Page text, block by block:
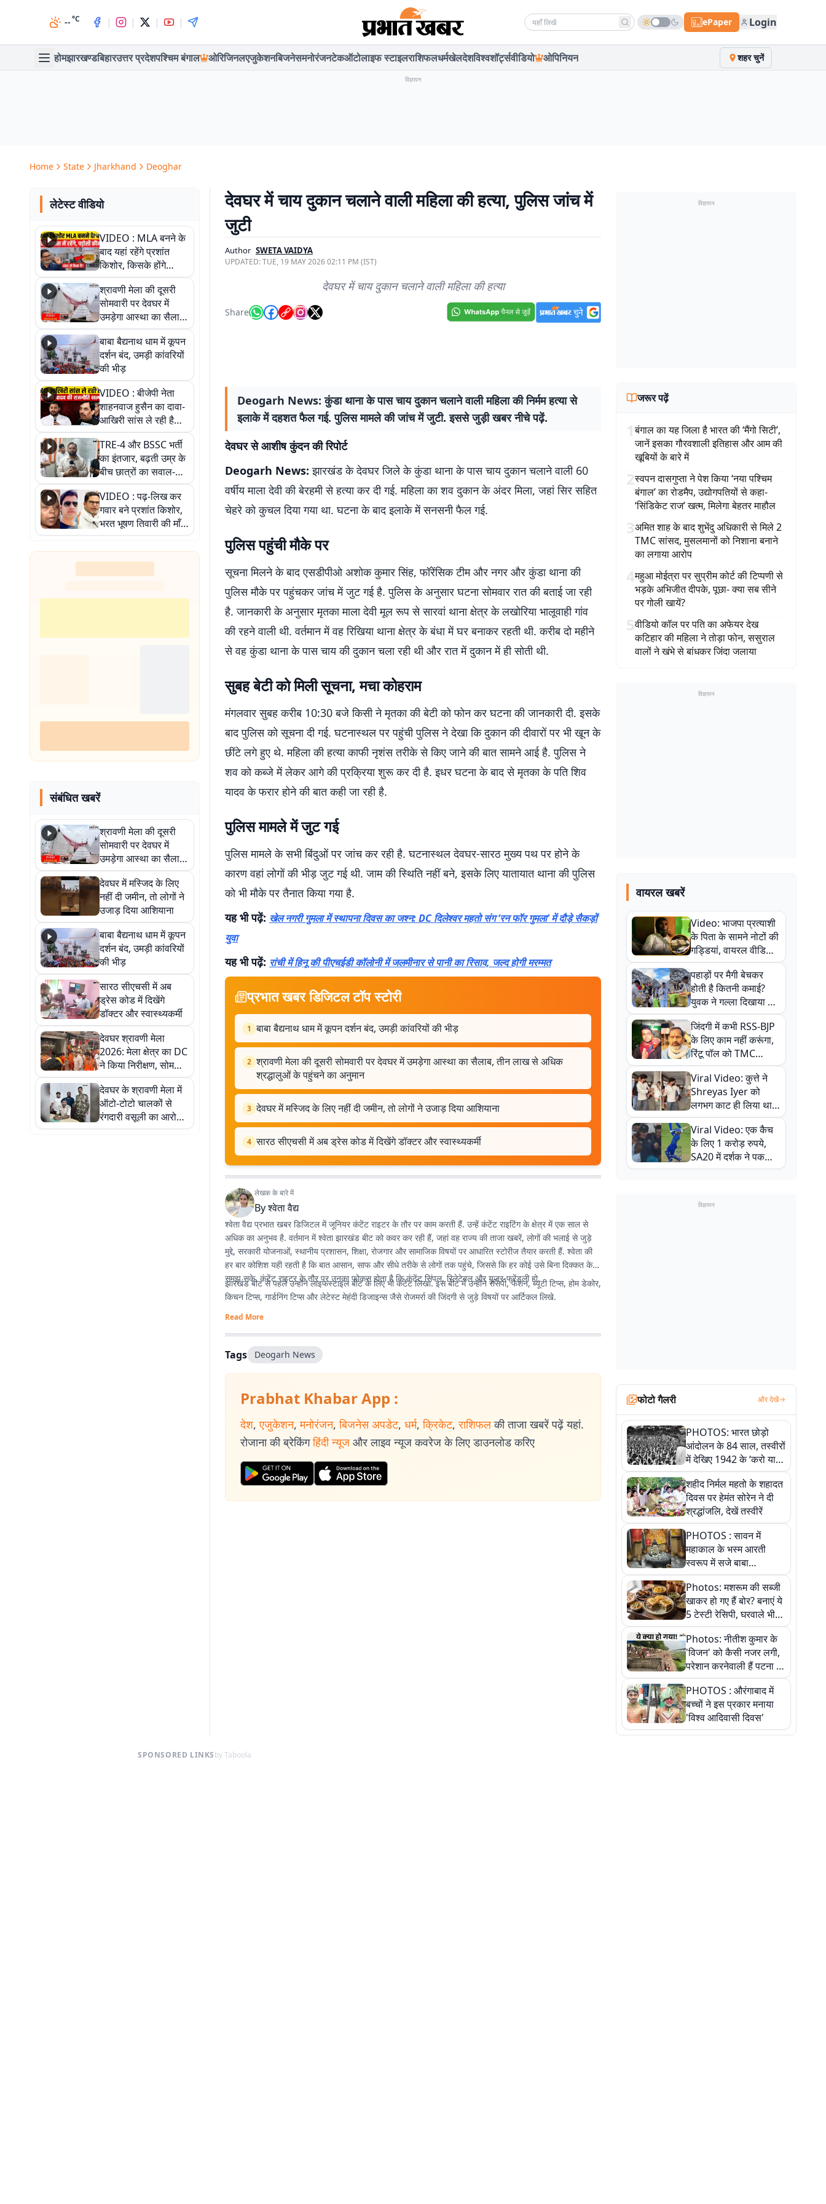
--°C | | | | Search news ePaper Login
होमझारखण्डबिहारउत्तर प्रदेशपश्चिम बंगाल ओरिजिनलएजुकेशनबिजनेसमनोरंजनटेकऑटोलाइफ स्टाइलराशिफलधर्मखेलदेशविश्वशॉर्ट्सवीडियो ओपिनियन शहर चुनें
विज्ञापन
Home State Jharkhand Deoghar
लेटेस्ट वीडियो
VIDEO : MLA बनने के
बाद यहां रहेंगे प्रशांत
किशोर, किसके होंगे
पड़ोसी? वीडियो में देखिए
कैसा है पीके का नया
ठिकाना
श्रावणी मेला की दूसरी
सोमवारी पर देवघर में
उमड़ेगा आस्था का सैलाब,
तीन लाख से अधिक
श्रद्धालुओं के पहुंचने का
अनुमान
बाबा बैद्यनाथ धाम में कूपन
दर्शन बंद, उमड़ी कांवरियों
की भीड़
VIDEO : बीजेपी नेता
शाहनवाज हुसैन का दावा-
आखिरी सांस ले रही है
RJD, तेजस्वी को लेकर
क्या कहा, सुनिए
TRE-4 और BSSC भर्ती
का इंतजार, बढ़ती उम्र के
बीच छात्रों का सवाल-
आखिर कब आएगी बहाली?
देखें वीडियो
VIDEO : पढ़-लिख कर
गवार बने प्रशांत किशोर,
भरत भूषण तिवारी की माँ ने
कहा नहीं थी उम्मीद, बेटा
था तो किसी को बोलने की
नहीं थी हिम्मत
संबंधित खबरें
श्रावणी मेला की दूसरी
सोमवारी पर देवघर में
उमड़ेगा आस्था का सैलाब,
तीन लाख से अधिक
श्रद्धालुओं के पहुंचने का
अनुमान
देवघर में मस्जिद के लिए
नहीं दी जमीन, तो लोगों ने
उजाड़ दिया आशियाना
बाबा बैद्यनाथ धाम में कूपन
दर्शन बंद, उमड़ी कांवरियों
की भीड़
सारठ सीएचसी में अब
ड्रेस कोड में दिखेंगे
डॉक्टर और स्वास्थ्यकर्मी
देवघर श्रावणी मेला
2026: मेला क्षेत्र का DC
ने किया निरीक्षण, सोमवारी
की भीड़ को लेकर
अफसरों को अलर्ट रहने
का निर्देश
देवघर के श्रावणी मेला में
ऑटो-टोटो चालकों से
रंगदारी वसूली का आरोप,
दो गिरफ्तार
देवघर में चाय दुकान चलाने वाली महिला की हत्या, पुलिस जांच में
जुटी
Author SWETA VAIDYA
UPDATED:TUE, 19 MAY 2026 02:11 PM (IST)
देवघर में चाय दुकान चलाने वाली महिला की हत्या
Share
Deogarh News: कुंडा थाना के पास चाय दुकान चलाने वाली महिला की निर्मम हत्या से
इलाके में दहशत फैल गई. पुलिस मामले की जांच में जुटी. इससे जुड़ी खबर नीचे पढ़ें.
देवघर से आशीष कुंदन की रिपोर्ट
Deogarh News: झारखंड के देवघर जिले के कुंडा थाना के पास चाय दुकान चलाने वाली 60
वर्षीय माला देवी की बेरहमी से हत्या कर दी गई. महिला का शव दुकान के अंदर मिला, जहां सिर सहित
चेहरे को कुचल दिया गया था. घटना के बाद इलाके में सनसनी फैल गई.
पुलिस पहुंची मौके पर
सूचना मिलने के बाद एसडीपीओ अशोक कुमार सिंह, फॉरेंसिक टीम और नगर और कुंडा थाना की
पुलिस मौके पर पहुंचकर जांच में जुट गई है. पुलिस के अनुसार घटना सोमवार रात की बताई जा रही
है. जानकारी के अनुसार मृतका माला देवी मूल रूप से सारवां थाना क्षेत्र के लखोरिया भालूवाही गांव
की रहने वाली थी. वर्तमान में वह रिखिया थाना क्षेत्र के बंधा में घर बनाकर रहती थी. करीब दो महीने
से वह कुंडा थाना के पास चाय की दुकान चला रही थी और रात में दुकान में ही सोती थी.
सुबह बेटी को मिली सूचना, मचा कोहराम
मंगलवार सुबह करीब 10:30 बजे किसी ने मृतका की बेटी को फोन कर घटना की जानकारी दी. इसके
बाद पुलिस को सूचना दी गई. घटनास्थल पर पहुंची पुलिस ने देखा कि दुकान की दीवारों पर भी खून के
छींटे लगे हुए थे. महिला की हत्या काफी नृशंस तरीके से किए जाने की बात सामने आई है. पुलिस ने
शव को कब्जे में लेकर आगे की प्रक्रिया शुरू कर दी है. इधर घटना के बाद से मृतका के पति शिव
यादव के फरार होने की बात कही जा रही है.
पुलिस मामले में जुट गई
पुलिस मामले के सभी बिंदुओं पर जांच कर रही है. घटनास्थल देवघर-सारठ मुख्य पथ पर होने के
कारण वहां लोगों की भीड़ जुट गई थी. जाम की स्थिति नहीं बने, इसके लिए यातायात थाना की पुलिस
को भी मौके पर तैनात किया गया है.
यह भी पढ़ें: खेल नगरी गुमला में स्थापना दिवस का जश्न: DC दिलेश्वर महतो संग ‘रन फॉर गुमला’ में दौड़े सैकड़ों
युवा
यह भी पढ़ें: रांची में हिनू की पीएचईडी कॉलोनी में जलमीनार से पानी का रिसाव, जल्द होगी मरम्मत
प्रभात खबर डिजिटल टॉप स्टोरी
1 बाबा बैद्यनाथ धाम में कूपन दर्शन बंद, उमड़ी कांवरियों की भीड़
2 श्रावणी मेला की दूसरी सोमवारी पर देवघर में उमड़ेगा आस्था का सैलाब, तीन लाख से अधिक
श्रद्धालुओं के पहुंचने का अनुमान
3 देवघर में मस्जिद के लिए नहीं दी जमीन, तो लोगों ने उजाड़ दिया आशियाना
4 सारठ सीएचसी में अब ड्रेस कोड में दिखेंगे डॉक्टर और स्वास्थ्यकर्मी
लेखक के बारे में
Byश्वेता वैद्य
श्वेता वैद्य प्रभात खबर डिजिटल में जूनियर कंटेंट राइटर के तौर पर काम करती हैं. उन्हें कंटेंट राइटिंग के क्षेत्र में एक साल से
अधिक का अनुभव है. वर्तमान में श्वेता झारखंड बीट को कवर कर रही हैं, जहां वह राज्य की ताजा खबरें, लोगों की भलाई से जुड़े
मुद्दे, सरकारी योजनाओं, स्थानीय प्रशासन, शिक्षा, रोजगार और सामाजिक विषयों पर आधारित स्टोरीज तैयार करती हैं. श्वेता की
हर बार कोशिश यही रहती है कि बात आसान, साफ और सीधे तरीके से लोगों तक पहुंचे, जिससे कि हर कोई उसे बिना दिक्कत के
समझ सके. कंटेंट राइटर के तौर पर उनका फोकस होता है कि कंटेंट सिंपल, रिलेटेबल और यूजर-फ्रेंडली हो.
झारखंड बीट से पहले उन्होंने लाइफस्टाइल बीट के लिए भी कंटेंट लिखा. इस बीट में उन्होंने रेसिपी, फैशन, ब्यूटी टिप्स, होम डेकोर,
किचन टिप्स, गार्डनिंग टिप्स और लेटेस्ट मेहंदी डिजाइन्स जैसे रोजमर्रा की जिंदगी से जुड़े विषयों पर आर्टिकल लिखे.
Read More
Tags Deogarh News
Prabhat Khabar App :
देश, एजुकेशन, मनोरंजन, बिजनेस अपडेट, धर्म, क्रिकेट, राशिफल की ताजा खबरें पढ़ें यहां.
रोजाना की ब्रेकिंग हिंदी न्यूज और लाइव न्यूज कवरेज के लिए डाउनलोड करिए
विज्ञापन
जरूर पढ़ें
1बंगाल का यह जिला है भारत की ‘मैंगो सिटी’,
जानें इसका गौरवशाली इतिहास और आम की
खूबियों के बारे में
2स्वपन दासगुप्ता ने पेश किया ‘नया पश्चिम
बंगाल’ का रोडमैप, उद्योगपतियों से कहा-
‘सिंडिकेट राज’ खत्म, मिलेगा बेहतर माहौल
3अमित शाह के बाद शुभेंदु अधिकारी से मिले 2
TMC सांसद, मुसलमानों को निशाना बनाने
का लगाया आरोप
4महुआ मोईत्रा पर सुप्रीम कोर्ट की टिप्पणी से
भड़के अभिजीत दीपके, पूछा- क्या सब सीने
पर गोली खायें?
5वीडियो कॉल पर पति का अफेयर देख
कटिहार की महिला ने तोड़ा फोन, ससुराल
वालों ने खंभे से बांधकर जिंदा जलाया
विज्ञापन
वायरल खबरें
Video: भाजपा प्रत्याशी
के पिता के सामने नोटों की
गड्डियां, वायरल वीडियो
से राजनीति में उबाल,
अजित महतो बोले- TMC
की गंदी चाल
पहाड़ों पर मैगी बेचकर
होती है कितनी कमाई?
युवक ने गल्ला दिखाया तो
नौकरी वालों के खड़े हो गए
कान
जिंदगी में कभी RSS-BJP
के लिए काम नहीं करूंगा,
रिंटू पॉल को TMC
ऑफिस में ले जाकर पीटा,
Video वायरल
Viral Video: कुत्ते ने
Shreyas Iyer को
लगभग काट ही लिया था,
न्यूजीलैंड सीरीज से पहले
बाल-बाल बचे
Viral Video: एक कैच
के लिए 1 करोड़ रुपये,
SA20 में दर्शक ने पकड़ा
एक हाथ से गजब का कैच
विज्ञापन
फोटो गैलरी और देखें
PHOTOS: भारत छोड़ो
आंदोलन के 84 साल, तस्वीरों
में देखिए 1942 के ‘करो या
मरो’ आंदोलन की कहानी
शहीद निर्मल महतो के शहादत
दिवस पर हेमंत सोरेन ने दी
श्रद्धांजलि, देखें तस्वीरें
PHOTOS : सावन में
महाकाल के भस्म आरती
स्वरूप में सजे बाबा
औघड़दानी, तस्वीरों में करें
अद्भुत दर्शन
Photos: मशरूम की सब्जी
खाकर हो गए हैं बोर? बनाएं ये
5 टेस्टी रेसिपी, घरवाले भी
मांगेंगे बार-बार
Photos: नीतीश कुमार के
'विजन' को कैसी नजर लगी,
परेशान करनेवाली हैं पटना में
गंगा घाट की ये 11 तस्वीरें
PHOTOS : औरंगाबाद में
बच्चों ने इस प्रकार मनाया
'विश्व आदिवासी दिवस'
SPONSORED LINKSby Taboola